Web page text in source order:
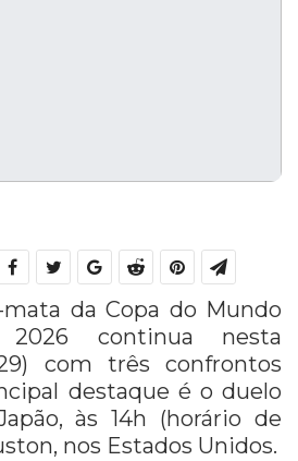
da Copa do Mundo
continua nesta
com três confrontos
destaque é o duelo
às 14h (horário de
nos Estados Unidos.